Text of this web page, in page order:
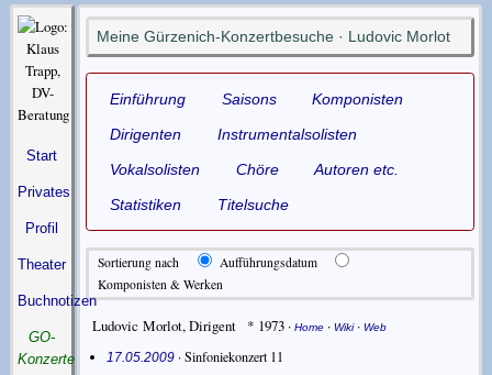
Start
Privates
Profil
Theater
Buchnotizen
GO-
Konzerte
Meine Gürzenich-Konzertbesuche · Ludovic Morlot
Einführung Saisons
Komponisten
Dirigenten
Instrumentalsolisten
Vokalsolisten
Chöre
Autoren etc.
Statistiken
Titelsuche
Sortierung nach
Aufführungsdatum
Komponisten & Werken
Ludovic Morlot,Dirigent * 1973 ·Home ·Wiki·Web
17.05.2009 · Sinfoniekonzert 11